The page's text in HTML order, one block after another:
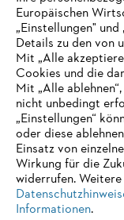
Europäischen
„Einstellungen"
Details zu den von
Mit „Alle
Cookies und die
Mit „Alle
nicht unbedingt
„Einstellungen“
oder diese
Einsatz von
Wirkung für die
widerrufen.
Informationen.